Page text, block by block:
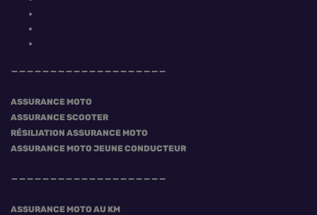
ASSURANCE MOTO
ASSURANCE SCOOTER
RÉSILIATION ASSURANCE MOTO
ASSURANCE MOTO JEUNE CONDUCTEUR
ASSURANCE MOTO AU KM